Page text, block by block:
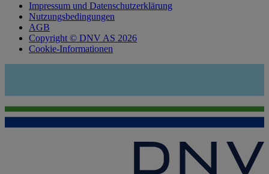
Impressum und Datenschutzerklärung
Nutzungsbedingungen
AGB
Copyright © DNV AS 2026
Cookie-Informationen